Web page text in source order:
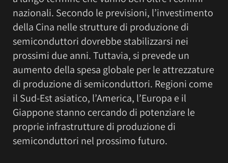
nazionali. Secondo le previsioni, l’investimento
della Cina nelle strutture di produzione di
semiconduttori dovrebbe stabilizzarsi nei
prossimi due anni. Tuttavia, si prevede un
aumento della spesa globale per le attrezzature
di produzione di semiconduttori. Regioni come
il Sud-Est asiatico, l’America, l’Europa e il
Giappone stanno cercando di potenziare le
proprie infrastrutture di produzione di
semiconduttori nel prossimo futuro.